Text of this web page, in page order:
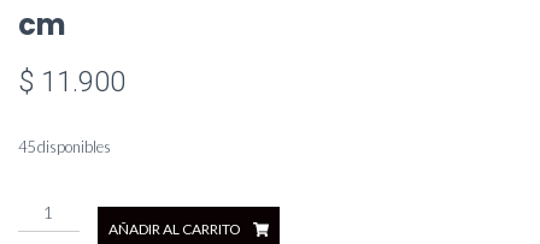
cm
$ 11.900
45 disponibles
Reflectivo
Económico
AÑADIR AL CARRITO